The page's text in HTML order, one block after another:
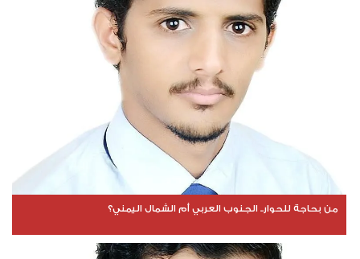
من بحاجة للحوار.. الجنوب العربي أم الشمال اليمني؟